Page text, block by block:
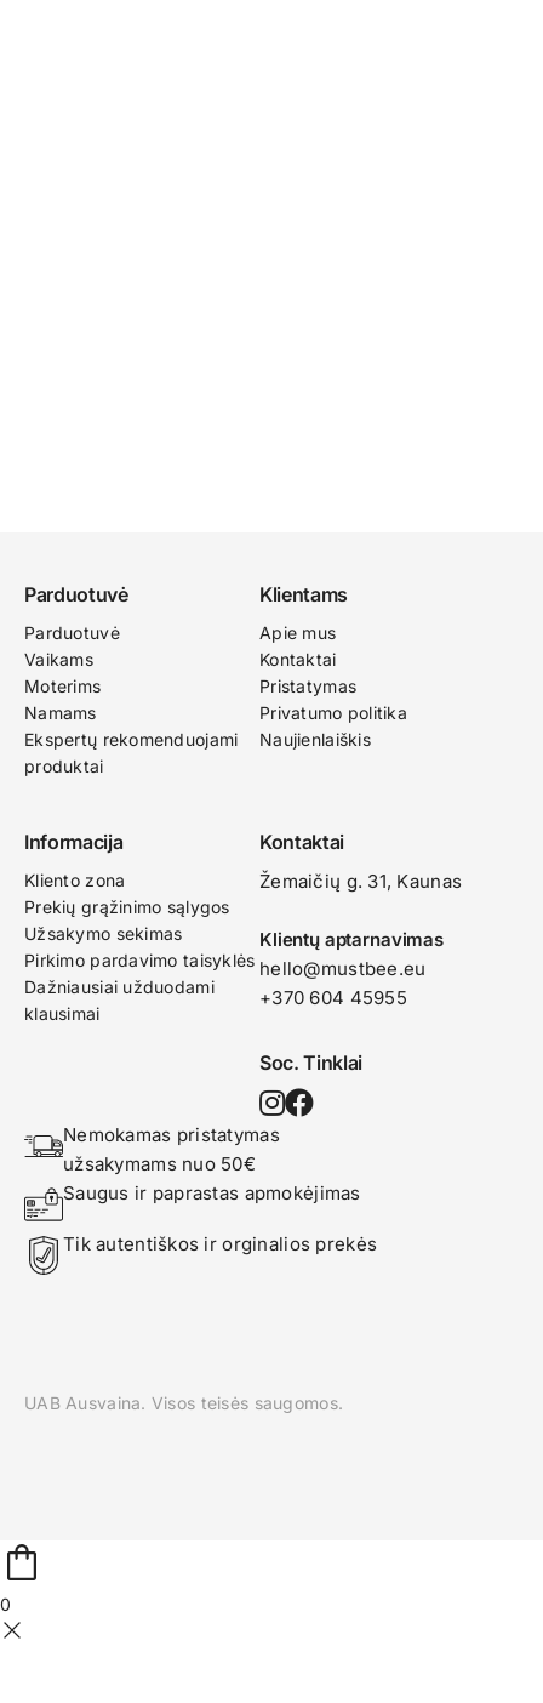
Parduotuvė
Parduotuvė
Vaikams
Moterims
Namams
Ekspertų rekomenduojami
produktai
Klientams
Apie mus
Kontaktai
Pristatymas
Privatumo politika
Naujienlaiškis
Informacija
Kliento zona
Prekių grąžinimo sąlygos
Užsakymo sekimas
Pirkimo pardavimo taisyklės
Dažniausiai užduodami
klausimai
Kontaktai
Žemaičių g. 31, Kaunas​
Klientų aptarnavimas
hello@mustbee.eu
+370 604 45955
Soc. Tinklai
Nemokamas pristatymas
užsakymams nuo 50€
Saugus ir paprastas apmokėjimas
Tik autentiškos ir orginalios prekės
UAB Ausvaina. Visos teisės saugomos.
0